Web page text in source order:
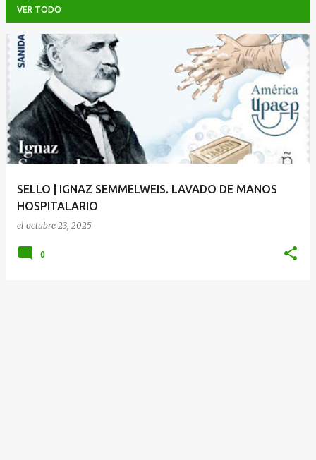
VER TODO
E
n
a
d
SELLO | IGNAZ SEMMELWEIS. LAVADO DE MANOS
HOSPITALARIO
el octubre 23, 2025
0